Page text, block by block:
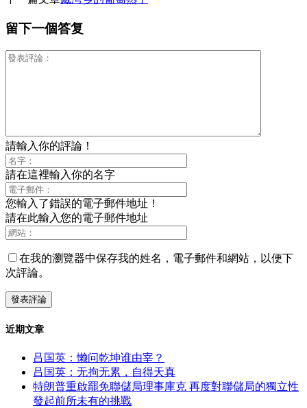
留下一個答复
請輸入你的評論！
請在這裡輸入你的名字
您輸入了錯誤的電子郵件地址！
請在此輸入您的電子郵件地址
在我的瀏覽器中保存我的姓名，電子郵件和網站，以便下
次評論。
近期文章
吕国英：懒问乾坤谁由宰？
吕国英：无拘无累，自得天真
特朗普重啟罷免聯儲局理事庫克 再度對聯儲局的獨立性
發起前所未有的挑戰